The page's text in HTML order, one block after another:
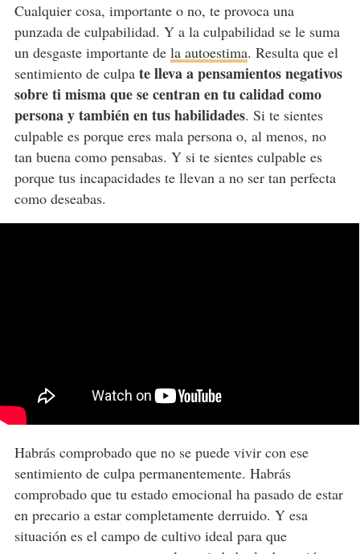
Cualquier cosa, importante o no, te provoca una
punzada de culpabilidad. Y a la culpabilidad se le suma
un desgaste importante de la autoestima. Resulta que el
sentimiento de culpa te lleva a pensamientos negativos
sobre ti misma que se centran en tu calidad como
persona y también en tus habilidades. Si te sientes
culpable es porque eres mala persona o, al menos, no
tan buena como pensabas. Y si te sientes culpable es
porque tus incapacidades te llevan a no ser tan perfecta
como deseabas.
Habrás comprobado que no se puede vivir con ese
sentimiento de culpa permanentemente. Habrás
comprobado que tu estado emocional ha pasado de estar
en precario a estar completamente derruido. Y esa
situación es el campo de cultivo ideal para que